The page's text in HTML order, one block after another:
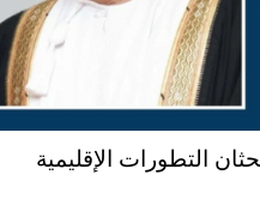
التطورات الإقليمية